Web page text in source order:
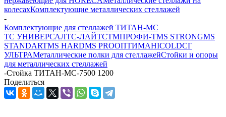
колесахКомплектующие металлических стеллажей
-
Комплектующие для стеллажей ТИТАН-МС
ТС УНИВЕРСАЛТС-ЛАЙТСТМПРОФИ-ТMS STRONGMS
STANDARTMS HARDMS PROОПТИМАHICOLDСГ
УЛЬТРАМеталлические полки для стеллажейСтойки и опоры
для металлических стеллажей
-Стойка ТИТАН-МС-7500 1200
Поделиться